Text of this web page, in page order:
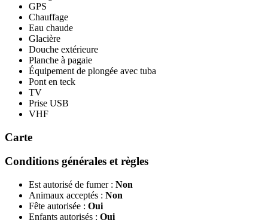
GPS
Chauffage
Eau chaude
Glacière
Douche extérieure
Planche à pagaie
Équipement de plongée avec tuba
Pont en teck
TV
Prise USB
VHF
Carte
Conditions générales et règles
Est autorisé de fumer : Non
Animaux acceptés : Non
Fête autorisée : Oui
Enfants autorisés : Oui